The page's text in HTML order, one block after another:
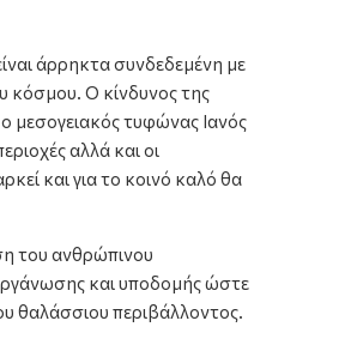
άρρηκτα συνδεδεμένη με
κόσμου. Ο κίνδυνος της
μεσογειακός τυφώνας Ιανός
αλλά και οι
και για το κοινό καλό θα
του ανθρώπινου
και υποδομής ώστε
θαλάσσιου περιβάλλοντος.